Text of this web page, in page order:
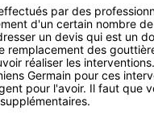
par des
d'un certain nombre
un devis qui est un
remplacement des
réaliser les
Germain pour ces
pour l'avoir. Il faut que